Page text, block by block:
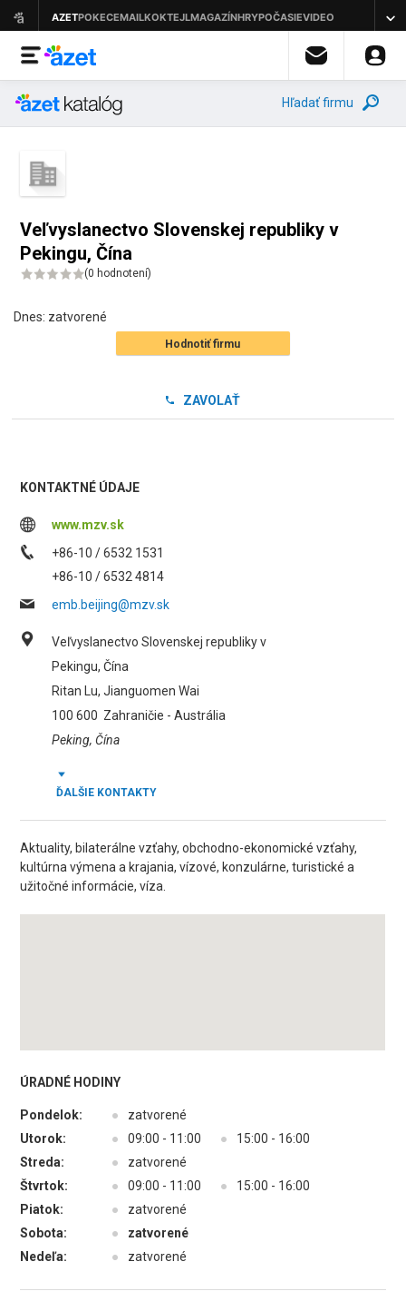
Hľadať firmu
Veľvyslanectvo Slovenskej republiky v
Pekingu, Čína
(0 hodnotení)
Dnes: zatvorené
Hodnotiť firmu
ZAVOLAŤ
KONTAKTNÉ ÚDAJE
www.mzv.sk
+86-10 / 6532 1531
+86-10 / 6532 4814
emb.beijing@mzv.sk
Veľvyslanectvo Slovenskej republiky v
Pekingu, Čína
Ritan Lu, Jianguomen Wai
100 600 Zahraničie - Austrália
Peking, Čína
ĎALŠIE KONTAKTY
Aktuality, bilaterálne vzťahy, obchodno-ekonomické vzťahy,
kultúrna výmena a krajania, vízové, konzulárne, turistické a
užitočné informácie, víza.
ÚRADNÉ HODINY
Pondelok: ●
zatvorené
Utorok:
● 09:00 - 11:00 ●
15:00 - 16:00
Streda:
●
zatvorené
Štvrtok:
● 09:00 - 11:00 ●
15:00 - 16:00
Piatok:
●
zatvorené
Sobota:
●
zatvorené
Nedeľa:
● zatvorené